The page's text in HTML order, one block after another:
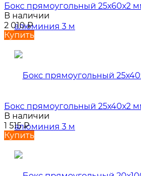
Бокс прямоугольный 25х60х2
В наличии
2 010₽
Купить
Бокс прямоугольный 25х40х2
В наличии
1 515₽
Купить